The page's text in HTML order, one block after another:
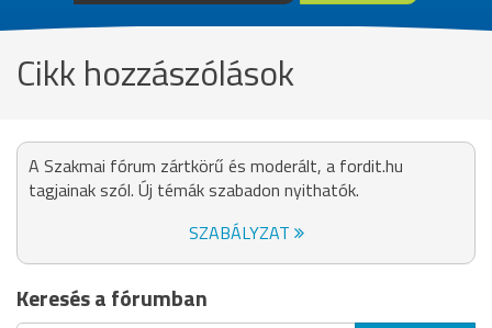
Cikk hozzászólások
A Szakmai fórum zártkörű és moderált, a fordit.hu
tagjainak szól. Új témák szabadon nyithatók.
SZABÁLYZAT
Keresés a fórumban